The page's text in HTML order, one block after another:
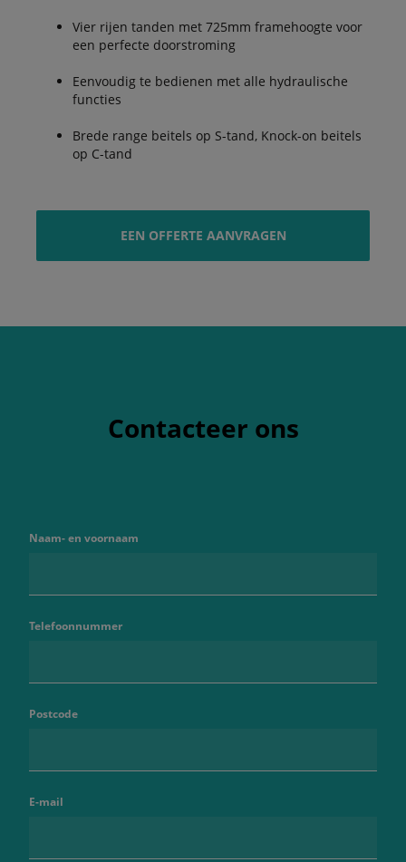
Vier rijen tanden met 725mm framehoogte voor
een perfecte doorstroming
Eenvoudig te bedienen met alle hydraulische
functies
Brede range beitels op S-tand, Knock-on beitels
op C-tand
EEN OFFERTE AANVRAGEN
Contacteer ons
Naam- en voornaam
Telefoonnummer
Postcode
E-mail